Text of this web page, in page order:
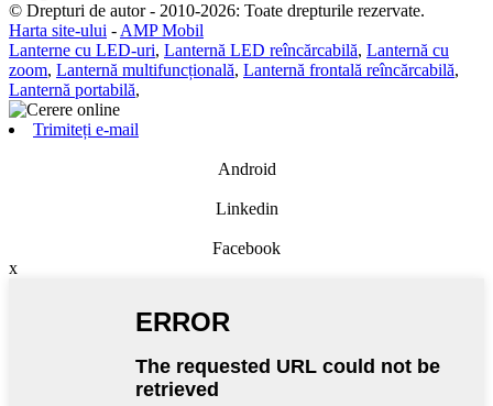
© Drepturi de autor - 2010-2026: Toate drepturile rezervate.
Harta site-ului - AMP Mobil
Lanterne cu LED-uri, Lanternă LED reîncărcabilă, Lanternă cu
zoom, Lanternă multifuncțională, Lanternă frontală reîncărcabilă,
Lanternă portabilă,
Trimiteți e-mail
Android
Linkedin
Facebook
x